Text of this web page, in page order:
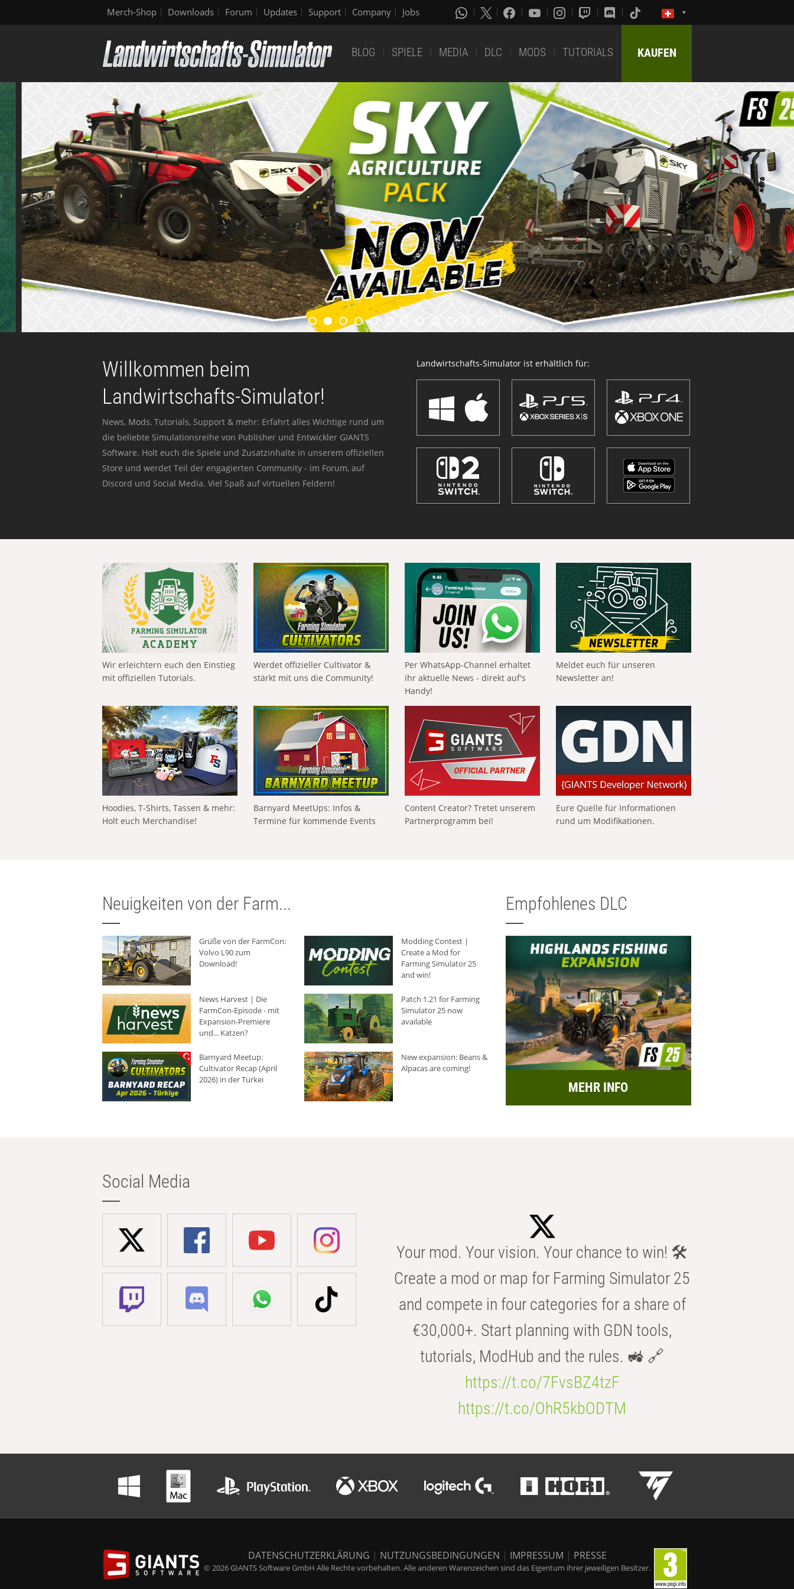
Merch-Shop Downloads Forum Updates Support Company Jobs
BLOG SPIELE MEDIA DLC MODS TUTORIALS KAUFEN
Willkommen beim
Landwirtschafts-Simulator!
News, Mods, Tutorials, Support & mehr: Erfahrt alles Wichtige rund um
die beliebte Simulationsreihe von Publisher und Entwickler GIANTS
Software. Holt euch die Spiele und Zusatzinhalte in unserem offiziellen
Store und werdet Teil der engagierten Community - im Forum, auf
Discord und Social Media. Viel Spaß auf virtuellen Feldern!
Landwirtschafts-Simulator ist erhältlich für:
Wir erleichtern euch den Einstieg
mit offiziellen Tutorials.
Werdet offizieller Cultivator &
stärkt mit uns die Community!
Per WhatsApp-Channel erhaltet
ihr aktuelle News - direkt auf's
Handy!
Meldet euch für unseren
Newsletter an!
Hoodies, T-Shirts, Tassen & mehr:
Holt euch Merchandise!
Barnyard MeetUps: Infos &
Termine für kommende Events
Content Creator? Tretet unserem
Partnerprogramm bei!
Eure Quelle für Informationen
rund um Modifikationen.
Neuigkeiten von der Farm...
Grüße von der FarmCon:
Volvo L90 zum
Download!
Modding Contest |
Create a Mod for
Farming Simulator 25
and win!
News Harvest | Die
FarmCon-Episode - mit
Expansion-Premiere
und... Katzen?
Patch 1.21 for Farming
Simulator 25 now
available
Barnyard Meetup:
Cultivator Recap (April
2026) in der Türkei
New expansion: Beans &
Alpacas are coming!
Empfohlenes DLC
MEHR INFO
Social Media
Your mod. Your vision. Your chance to win! 🛠️
Create a mod or map for Farming Simulator 25
and compete in four categories for a share of
€30,000+. Start planning with GDN tools,
tutorials, ModHub and the rules. 🚜 🔗
https://t.co/7FvsBZ4tzF
https://t.co/OhR5kbODTM
DATENSCHUTZERKLÄRUNG | NUTZUNGSBEDINGUNGEN | IMPRESSUM | PRESSE
© 2026 GIANTS Software GmbH Alle Rechte vorbehalten. Alle anderen Warenzeichen sind das Eigentum ihrer jeweiligen Besitzer.